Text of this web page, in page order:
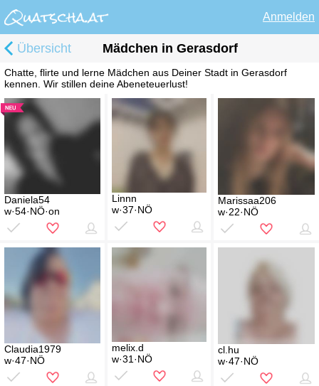
Anmelden
Übersicht Mädchen in Gerasdorf
Chatte, flirte und lerne Mädchen aus Deiner Stadt in Gerasdorf
kennen. Wir stillen deine Abeneteuerlust!
Daniela54
w·54·NÖ·on
Linnn
w·37·NÖ
Marissaa206
w·22·NÖ
Claudia1979
w·47·NÖ
melix.d
w·31·NÖ
cl.hu
w·47·NÖ